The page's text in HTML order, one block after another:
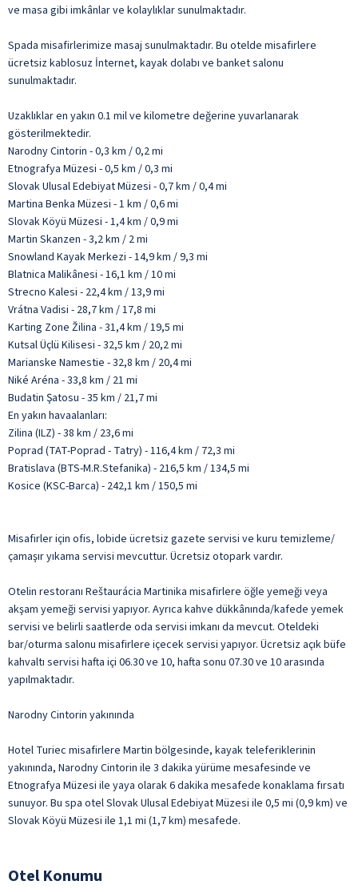
ve masa gibi imkânlar ve kolaylıklar sunulmaktadır.
Spada misafirlerimize masaj sunulmaktadır. Bu otelde misafirlere
ücretsiz kablosuz İnternet, kayak dolabı ve banket salonu
sunulmaktadır.
Uzaklıklar en yakın 0.1 mil ve kilometre değerine yuvarlanarak
gösterilmektedir.
Narodny Cintorin - 0,3 km / 0,2 mi
Etnografya Müzesi - 0,5 km / 0,3 mi
Slovak Ulusal Edebiyat Müzesi - 0,7 km / 0,4 mi
Martina Benka Müzesi - 1 km / 0,6 mi
Slovak Köyü Müzesi - 1,4 km / 0,9 mi
Martin Skanzen - 3,2 km / 2 mi
Snowland Kayak Merkezi - 14,9 km / 9,3 mi
Blatnica Malikânesi - 16,1 km / 10 mi
Strecno Kalesi - 22,4 km / 13,9 mi
Vrátna Vadisi - 28,7 km / 17,8 mi
Karting Zone Žilina - 31,4 km / 19,5 mi
Kutsal Üçlü Kilisesi - 32,5 km / 20,2 mi
Marianske Namestie - 32,8 km / 20,4 mi
Niké Aréna - 33,8 km / 21 mi
Budatin Şatosu - 35 km / 21,7 mi
En yakın havaalanları:
Zilina (ILZ) - 38 km / 23,6 mi
Poprad (TAT-Poprad - Tatry) - 116,4 km / 72,3 mi
Bratislava (BTS-M.R.Stefanika) - 216,5 km / 134,5 mi
Kosice (KSC-Barca) - 242,1 km / 150,5 mi
Misafirler için ofis, lobide ücretsiz gazete servisi ve kuru temizleme/
çamaşır yıkama servisi mevcuttur. Ücretsiz otopark vardır.
Otelin restoranı Reštaurácia Martinika misafirlere öğle yemeği veya
akşam yemeği servisi yapıyor. Ayrıca kahve dükkânında/kafede yemek
servisi ve belirli saatlerde oda servisi imkanı da mevcut. Oteldeki
bar/oturma salonu misafirlere içecek servisi yapıyor. Ücretsiz açık büfe
kahvaltı servisi hafta içi 06.30 ve 10, hafta sonu 07.30 ve 10 arasında
yapılmaktadır.
Narodny Cintorin yakınında
Hotel Turiec misafirlere Martin bölgesinde, kayak teleferiklerinin
yakınında, Narodny Cintorin ile 3 dakika yürüme mesafesinde ve
Etnografya Müzesi ile yaya olarak 6 dakika mesafede konaklama fırsatı
sunuyor. Bu spa otel Slovak Ulusal Edebiyat Müzesi ile 0,5 mi (0,9 km) ve
Slovak Köyü Müzesi ile 1,1 mi (1,7 km) mesafede.
Otel Konumu